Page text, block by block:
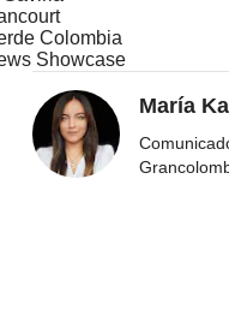
Colombia
Showcase
María